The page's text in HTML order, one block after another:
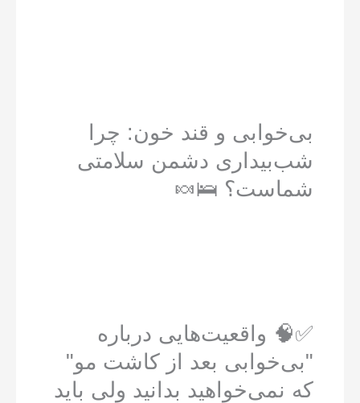
بی‌خوابی و قند خون: چرا
شب‌بیداری دشمن سلامتی
شماست؟ 🛌🍬
✅🧠 واقعیت‌هایی درباره
"بی‌خوابی بعد از کاشت مو"
که نمی‌خواهید بدانید ولی باید